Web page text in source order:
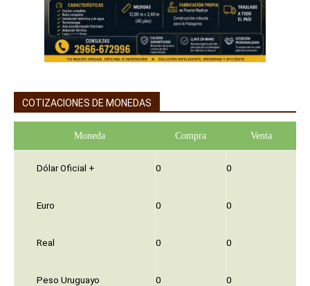
COTIZACIONES DE MONEDAS
Moneda Compra Venta
Dólar Oficial + 0 0
Euro 0 0
Real 0 0
Peso Uruguayo 0 0